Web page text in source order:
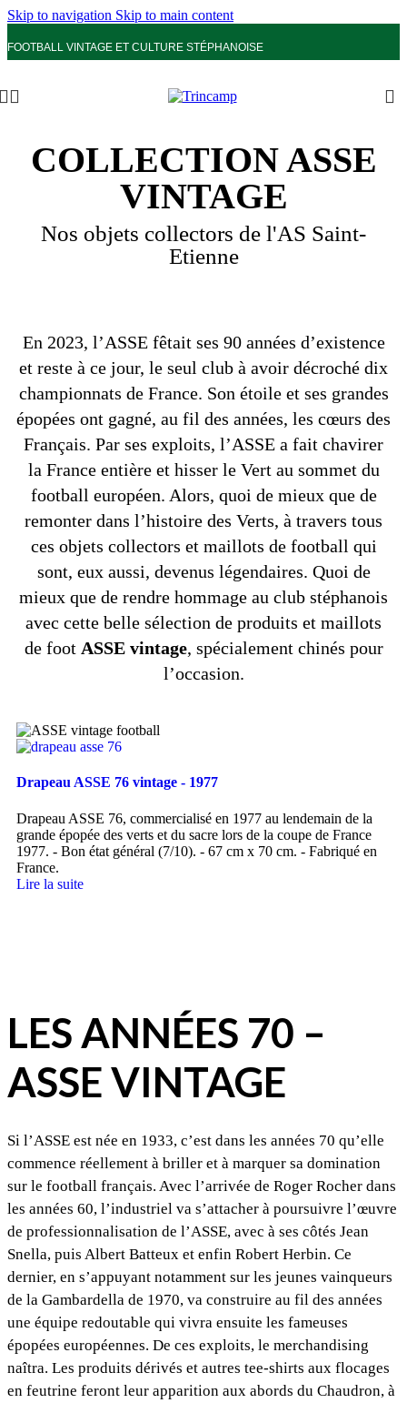
Skip to navigation Skip to main content
FOOTBALL VINTAGE ET CULTURE STÉPHANOISE
COLLECTION ASSE
VINTAGE
Nos objets collectors de l'AS Saint-
Etienne
En 2023, l’ASSE fêtait ses 90 années d’existence
et reste à ce jour, le seul club à avoir décroché dix
championnats de France. Son étoile et ses grandes
épopées ont gagné, au fil des années, les cœurs des
Français. Par ses exploits, l’ASSE a fait chavirer
la France entière et hisser le Vert au sommet du
football européen. Alors, quoi de mieux que de
remonter dans l’histoire des Verts, à travers tous
ces objets collectors et maillots de football qui
sont, eux aussi, devenus légendaires. Quoi de
mieux que de rendre hommage au club stéphanois
avec cette belle sélection de produits et maillots
de foot ASSE vintage, spécialement chinés pour
l’occasion.
Drapeau ASSE 76 vintage - 1977
Drapeau ASSE 76, commercialisé en 1977 au lendemain de la
grande épopée des verts et du sacre lors de la coupe de France
1977. - Bon état général (7/10). - 67 cm x 70 cm. - Fabriqué en
France.
Lire la suite
LES ANNÉES 70 –
ASSE VINTAGE
Si l’ASSE est née en 1933, c’est dans les années 70 qu’elle
commence réellement à briller et à marquer sa domination
sur le football français. Avec l’arrivée de Roger Rocher dans
les années 60, l’industriel va s’attacher à poursuivre l’œuvre
de professionnalisation de l’ASSE, avec à ses côtés Jean
Snella, puis Albert Batteux et enfin Robert Herbin. Ce
dernier, en s’appuyant notamment sur les jeunes vainqueurs
de la Gambardella de 1970, va construire au fil des années
une équipe redoutable qui vivra ensuite les fameuses
épopées européennes. De ces exploits, le merchandising
naîtra. Les produits dérivés et autres tee-shirts aux flocages
en feutrine feront leur apparition aux abords du Chaudron, à